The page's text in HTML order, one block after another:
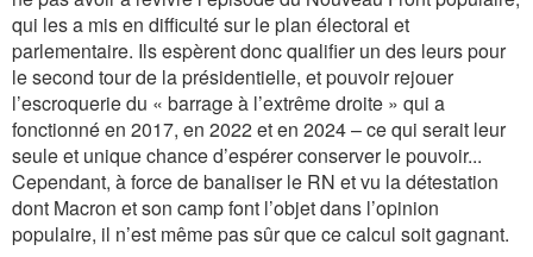
qui les a mis en difficulté sur le plan électoral et
parlementaire. Ils espèrent donc qualifier un des leurs pour
le second tour de la présidentielle, et pouvoir rejouer
l’escroquerie du « barrage à l’extrême droite » qui a
fonctionné en 2017, en 2022 et en 2024 – ce qui serait leur
seule et unique chance d’espérer conserver le pouvoir...
Cependant, à force de banaliser le RN et vu la détestation
dont Macron et son camp font l’objet dans l’opinion
populaire, il n’est même pas sûr que ce calcul soit gagnant.